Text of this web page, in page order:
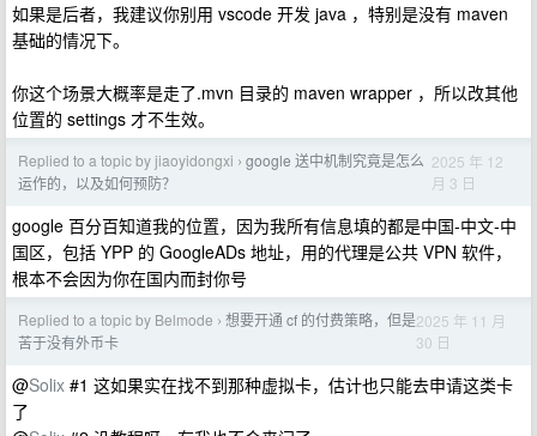
如果是后者，我建议你别用 vscode 开发 java ，特别是没有 maven
基础的情况下。
你这个场景大概率是走了.mvn 目录的 maven wrapper ，所以改其他
位置的 settings 才不生效。
Replied to a topic by jiaoyidongxi › google 送中机制究竟是怎么
运作的，以及如何预防？
2025 年 12
月 3 日
google 百分百知道我的位置，因为我所有信息填的都是中国-中文-中
国区，包括 YPP 的 GoogleADs 地址，用的代理是公共 VPN 软件，
根本不会因为你在国内而封你号
Replied to a topic by Belmode › 想要开通 cf 的付费策略，但是
苦于没有外币卡
2025 年 11 月
30 日
@Solix #1 这如果实在找不到那种虚拟卡，估计也只能去申请这类卡
了